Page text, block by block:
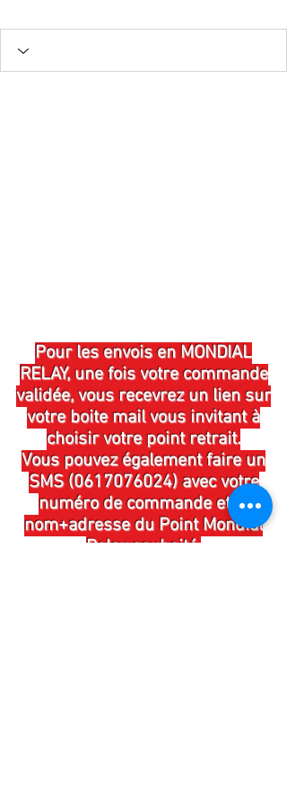
Pour les envois en MONDIAL
RELAY, une fois votre commande
validée, vous recevrez un lien sur
votre boite mail vous invitant à
choisir votre point retrait.
Vous pouvez également faire un
SMS (0617076024) avec votre
numéro de commande et le
nom+adresse du Point Mondial
Relay souhaité.